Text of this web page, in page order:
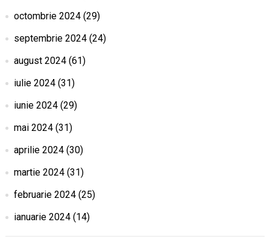
octombrie 2024(29)
septembrie 2024(24)
august 2024(61)
iulie 2024(31)
iunie 2024(29)
mai 2024(31)
aprilie 2024(30)
martie 2024(31)
februarie 2024(25)
ianuarie 2024(14)